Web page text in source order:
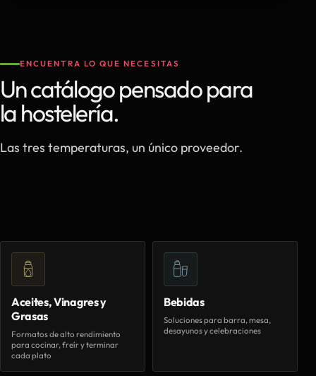
ENCUENTRA LO QUE NECESITAS
Un catálogo pensado para
la hostelería.
Las tres temperaturas, un único proveedor.
Aceites, Vinagres y
Grasas
Formatos de alto rendimiento
para cocinar, freír y terminar
cada plato
Bebidas
Soluciones para barra, mesa,
desayunos y celebraciones